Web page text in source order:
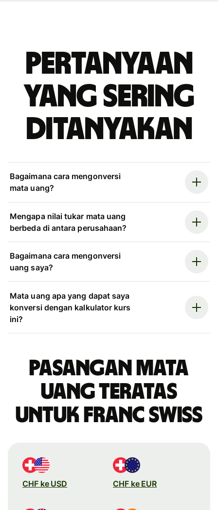
Pertanyaan
yang sering
ditanyakan
Bagaimana cara mengonversi
mata uang?
Mengapa nilai tukar mata uang
berbeda di antara perusahaan?
Bagaimana cara mengonversi
uang saya?
Mata uang apa yang dapat saya
konversi dengan kalkulator kurs
ini?
Pasangan mata
uang teratas
untuk franc Swiss
CHF ke USD CHF ke EUR